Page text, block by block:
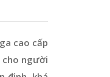
cao cấp
cho người